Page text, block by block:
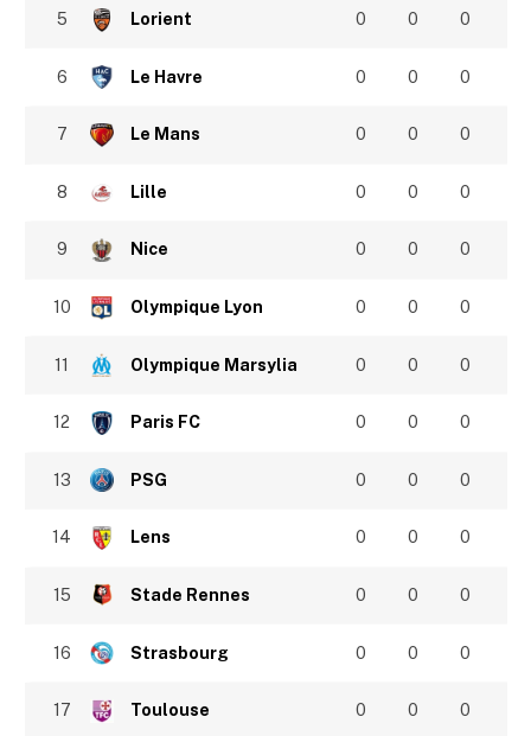
5 Lorient 0 0 0
6 Le Havre 0 0 0
7 Le Mans 0 0 0
8 Lille 0 0 0
9 Nice 0 0 0
10 Olympique Lyon 0 0 0
11 Olympique Marsylia 0 0 0
12 Paris FC 0 0 0
13 PSG 0 0 0
14 Lens 0 0 0
15 Stade Rennes 0 0 0
16 Strasbourg 0 0 0
17 Toulouse 0 0 0